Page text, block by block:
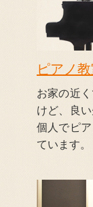
ピアノ
お家の近
けど、良
個人でピ
ています。